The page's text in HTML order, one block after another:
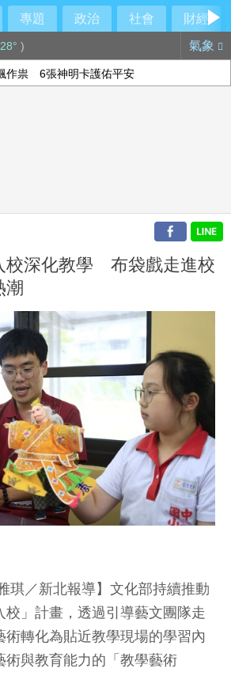
專題 政治 社會
財經
28° ) 氣象
作祟 6張神明卡護佑平安
校深化教學 布袋戲走進校
潮
琪／新北報導】文化部持續推動
校」計畫，透過引導藝文團隊走
術轉化為貼近教學現場的學習內
術與教育能力的「教學藝術